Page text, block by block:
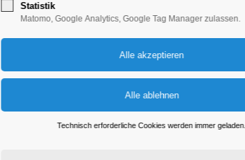
28.02.2025, 19:30–21:30
Statistik
Matomo, Google Analytics, Google Tag Manager zulassen.
Technisch erforderliche Cookies werden immer geladen.